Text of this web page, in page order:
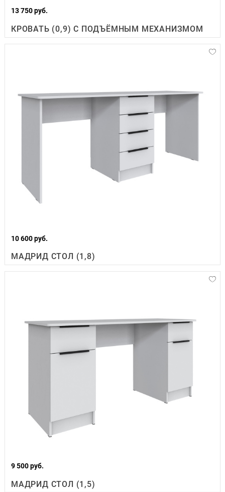
13 750 руб.
КРОВАТЬ (0,9) С ПОДЪЁМНЫМ МЕХАНИЗМОМ
10 600 руб.
МАДРИД СТОЛ (1,8)
9 500 руб.
МАДРИД СТОЛ (1,5)